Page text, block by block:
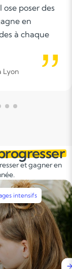
et gagner en